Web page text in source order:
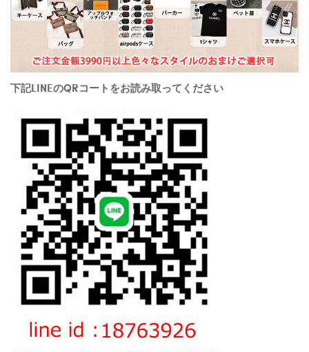
下記LINEのQRコートをお読み取ってください